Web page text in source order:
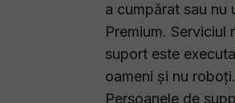
a cumpărat sau nu
Premium. Serviciul
suport este
oameni și nu roboți.
Persoanele de